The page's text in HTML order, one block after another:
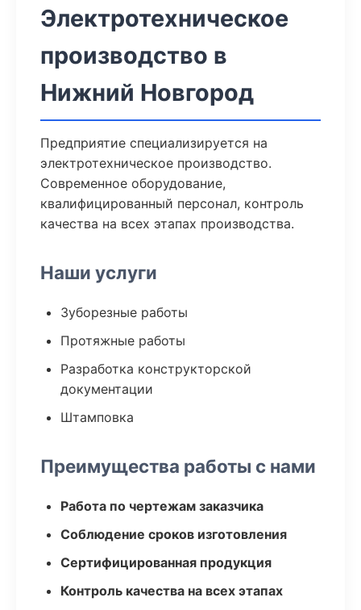
Электротехническое
производство в
Нижний Новгород
Предприятие специализируется на
электротехническое производство.
Современное оборудование,
квалифицированный персонал, контроль
качества на всех этапах производства.
Наши услуги
Зуборезные работы
Протяжные работы
Разработка конструкторской
документации
Штамповка
Преимущества работы с нами
Работа по чертежам заказчика
Соблюдение сроков изготовления
Сертифицированная продукция
Контроль качества на всех этапах